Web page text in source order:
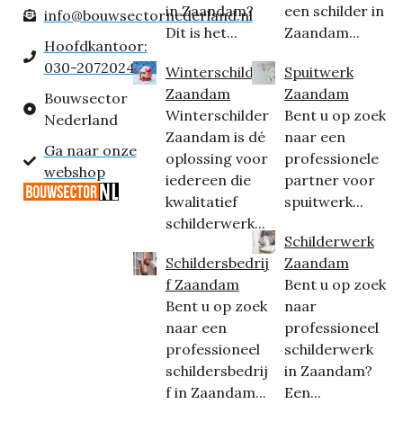
info@bouwsectornederland.nl
Hoofdkantoor:
030-2072024
Bouwsector
Nederland
Ga naar onze
webshop
in Zaandam?
Dit is het...
Winterschilder
Zaandam
Winterschilder
Zaandam is dé
oplossing voor
iedereen die
kwalitatief
schilderwerk...
Schildersbedrij
f Zaandam
Bent u op zoek
naar een
professioneel
schildersbedrij
f in Zaandam...
een schilder in
Zaandam...
Spuitwerk
Zaandam
Bent u op zoek
naar een
professionele
partner voor
spuitwerk...
Schilderwerk
Zaandam
Bent u op zoek
naar
professioneel
schilderwerk
in Zaandam?
Een...